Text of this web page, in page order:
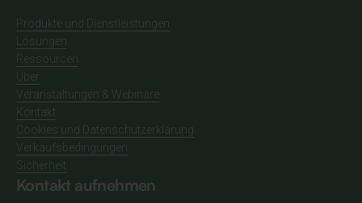
Produkte und Dienstleistungen
Lösungen
Ressourcen
Über
Veranstaltungen & Webinare
Kontakt
Cookies und Datenschutzerklärung
Verkaufsbedingungen
Sicherheit
Kontakt aufnehmen